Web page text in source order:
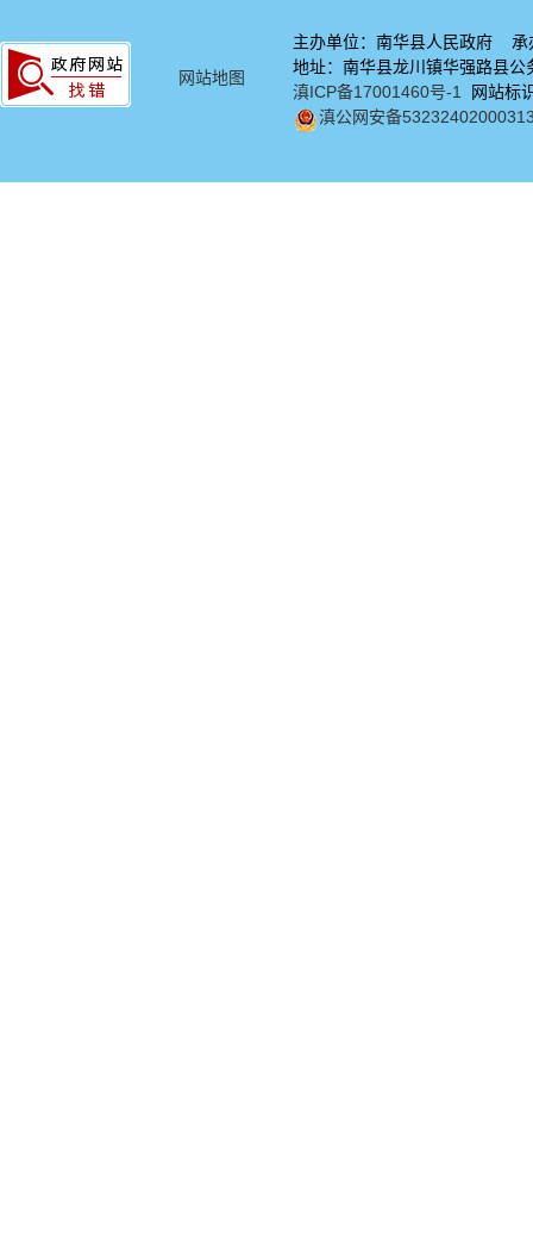
网站地图
主办单位：南华县人民政府 承
地址：南华县龙川镇华强路
滇ICP备17001460号-1
网站标
滇公网安备